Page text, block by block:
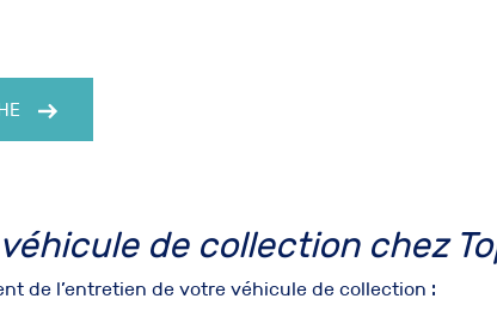
de collection chez
de l’entretien de votre véhicule de collection :